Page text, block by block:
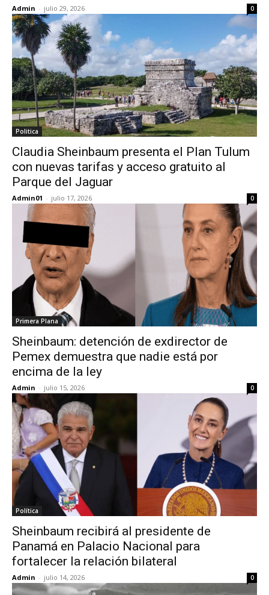
Admin - julio 29, 2026 0
Politica
Claudia Sheinbaum presenta el Plan Tulum
con nuevas tarifas y acceso gratuito al
Parque del Jaguar
Admin01 - julio 17, 2026 0
Primera Plana
Sheinbaum: detención de exdirector de
Pemex demuestra que nadie está por
encima de la ley
Admin - julio 15, 2026 0
Política
Sheinbaum recibirá al presidente de
Panamá en Palacio Nacional para
fortalecer la relación bilateral
Admin - julio 14, 2026 0